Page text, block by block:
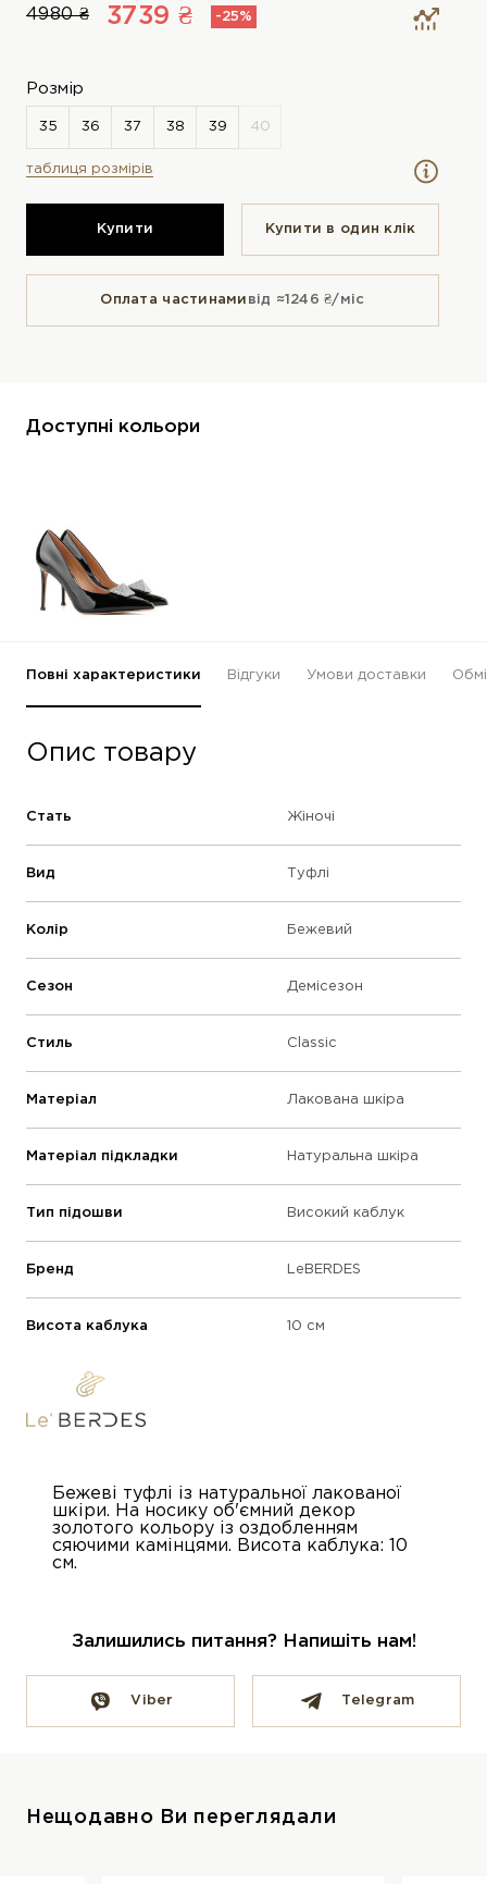
4980 ₴ 3739 ₴ -25%
Розмір
таблиця розмірів
Купити Купити в один клiк
Оплата частинами від ≈1246 ₴/міс
Доступні кольори
Повні характеристики Відгуки Умови доставки
Опис товару
Стать Жіночі
Вид Туфлі
Колір Бежевий
Сезон Демісезон
Стиль Classic
Матеріал Лакована шкіра
Матеріал підкладки Натуральна шкіра
Тип підошви Високий каблук
Бренд LeBERDES
Висота каблука 10 см
Бежеві туфлі із натуральної лакованої
шкіри. На носику об'ємний декор
золотого кольору із оздобленням
сяючими камінцями. Висота каблука: 10
см.
Залишились питання? Напишіть нам!
Viber Telegram
Нещодавно Ви переглядали